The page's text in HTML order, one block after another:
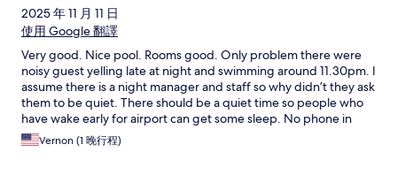
2025 年 11 月 11 日
使用 Google 翻譯
Very good. Nice pool. Rooms good. Only problem there were
noisy guest yelling late at night and swimming around 11.30pm. I
assume there is a night manager and staff so why didn’t they ask
them to be quiet. There should be a quiet time so people who
have wake early for airport can get some sleep. No phone in
room to call and I didn’t want to walk down and complain as the
group (probably Russians) would fight or get aggressive.
Vernon (1 晚行程)